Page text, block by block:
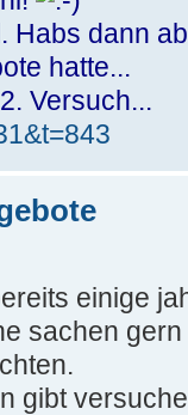
Habs dann
hatte...
Versuch...
einige
sachen
gibt